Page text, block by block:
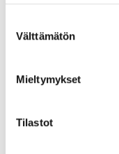
valinta
Välttämätön
Mieltymykset
Tilastot
Tapahtuma alkaa